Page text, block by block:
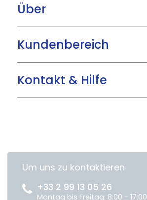
Über
Kundenbereich
Kontakt & Hilfe
Um uns zu kontaktieren
+33 2 99 13 05 26
Montag bis Freitag: 8:00 - 17:00